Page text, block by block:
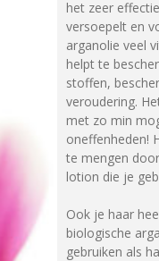
het zeer
versoepelt en
arganolie veel
helpt te
stoffen,
veroudering.
met zo min
oneffenheden!
te mengen
lotion die je
Ook je haar
biologische
gebruiken als